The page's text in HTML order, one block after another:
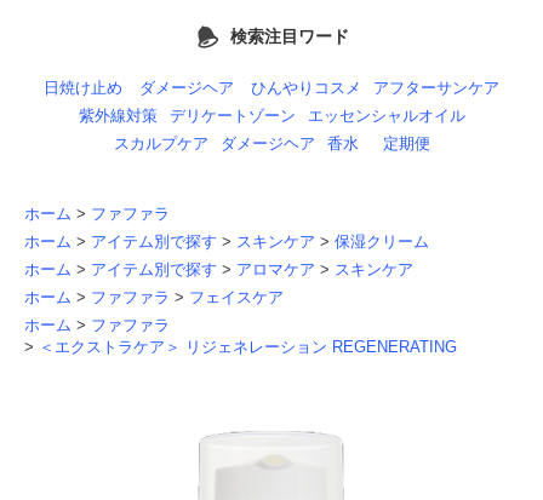
検索注目ワード
日焼け止め ダメージヘア ひんやりコスメ
アフターサンケア
紫外線対策
デリケートゾーン
エッセンシャルオイル
スカルプケア
ダメージヘア 香水 定期便
ホーム > ファファラ
ホーム > アイテム別で探す > スキンケア > 保湿クリーム
ホーム > アイテム別で探す > アロマケア > スキンケア
ホーム > ファファラ > フェイスケア
ホーム > ファファラ
> ＜エクストラケア＞ リジェネレーション REGENERATING